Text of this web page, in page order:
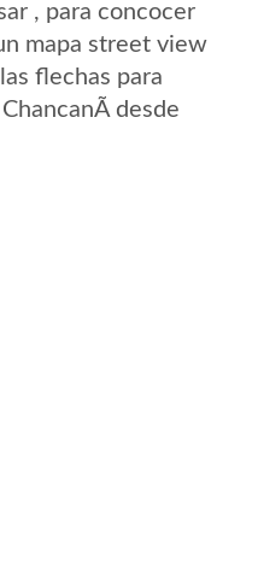
, para concocer
mapa street view
flechas para
desde